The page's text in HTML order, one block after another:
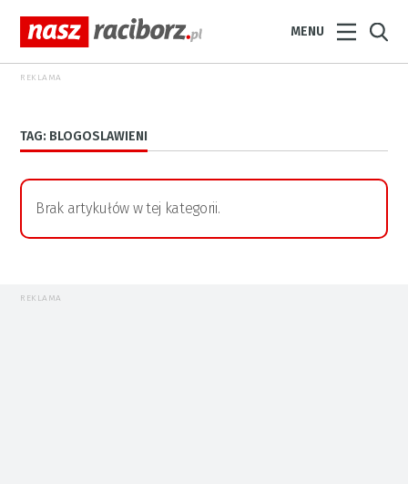
MENU
REKLAMA
TAG: BLOGOSLAWIENI
Brak artykułów w tej kategorii.
REKLAMA